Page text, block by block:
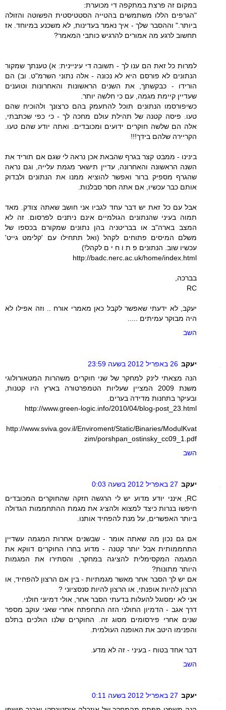
במקום זה פרצת במתקפה די מכוערת:
"הגרפים הללו משתמשים בהטייה הסטטיסטית הפשוטה והזולה
ביותר." וההסבר שלך - איך נאמר בעדינות, לא משכנע במיוחד. אז
תחשוב לרגע מה אמורים להרגיש כותבי המאמר?
למרות כל זאת הם ענו לך - תשובה די עיניינית: א) טענתך שמקור
הנתונים לא פורסם היא לא נכונה - אלה נתוני השרמ"ט. וב) הם
הורידו - כבקשתך, את השנים הראשונות והאחרונות וטוענים
שעדיין קיימת מגמה, עם כי חלשה יותר.
כשיפורסמו הנתונים תוכל להתעמק בהם כרצונך ולהוכיח שהם
טעו. פיסה קטנה של תהילת עולם מחכה לך - כי כפי שכתבתי,
אלה הם שלשה חוקרים ידועים ומכובדים. ואתה יודע שהם טעו.
הקריירה שלהם בידך!!!
בינינו - ממבט קצר בגרף שהבאת אכן נראה לי שגם אם תוריד את
השנה הראשונה והאחרונה, עדיין תישאר מגמת עלייה, וגם נראה
שהגרף מספיק ברור ואפשר להוציא ממנו את הנתונים ולבדוק
אותם כבר עכשיו, אם אתה חסר סבלנות.
אבל עם כל זאת יש דבר עחד לגביו אני חושב שאתה צודק. מאד
תמוה בעיני שהנתונים הגולמיים אינם ניתנים לפרסום. זה לא
המצב בארה"ב או בבריטניה בהן נתונים שמקורם בכספו של
משלם המיסים פתוחים לקהל (ואל תתחילו עם 'קלימט גייט'
עכשיו שוב. הנתונים פ ת ו ח י ם לקהל!)
http://badc.nerc.ac.uk/home/index.html
בברכה,
RC
יעקב, לא ידעתי שאפשר לקבל כאן מאמרי אורח .. וזה אפילו לא
היה מבוקר עמיתים .....
השב
יעקב 26 באפריל 2012 בשעה 23:59
הנה מצאתי לינק למחקר של שני חוקרים משהרות המטאורולוגי
משנת 2009 המציין שעליות הטמפרטורה בארץ היו קטנות,
ובעיקר בתחנות מדידה בערים.
http://www.green-logic.info/2010/04/blog-post_23.html
http://www.sviva.gov.il/Enviroment/Static/Binaries/ModulKvat
zim/porshpan_ostinsky_cc09_1.pdf
השב
יעקב 27 באפריל 2012 בשעה 0:03
RC, אינני יודע מדוע יש לי הרגשה חזקה שהחוקרים המכובדים
חיפשו בנרות כיצד למצוא ולהציג את מגמת ההתחממות הגדולה
ביותר האפשרים, על מנת להפחיד אותנו.
אם גם נכון מה שאתה אומר - שבשנים אחרות המגמה עשדיין
התחממותית אבל יותר קטנה - מדוע בחרו החוקרים דווקא את
המגמה המקסימלית להציגה במחקר, והסתירו את המגמות
היותר מתונות?
אם יש לך הסבר אחר מאשר מגמתיות - בין אם הרצון להפחיד, או
הרצון להיות אופנתי, או הרצון להיות סנסציוני ?
אני לא ימסוגל להעלות בדעתי הסבר אחר, אולי דמיוני חולני.
דרך אגב - הדמיון החולני הזה התחפתח אחרי שאני עוקב מספר
שנים אחרי פירסומים מסוג זה. החוקרים שלנו הולכים בתלם
והפנימו היטב את האופנה העולמית.
דבר אחד בטוח - בעיני - זה לא מדע.
השב
יעקב 27 באפריל 2012 בשעה 0:11